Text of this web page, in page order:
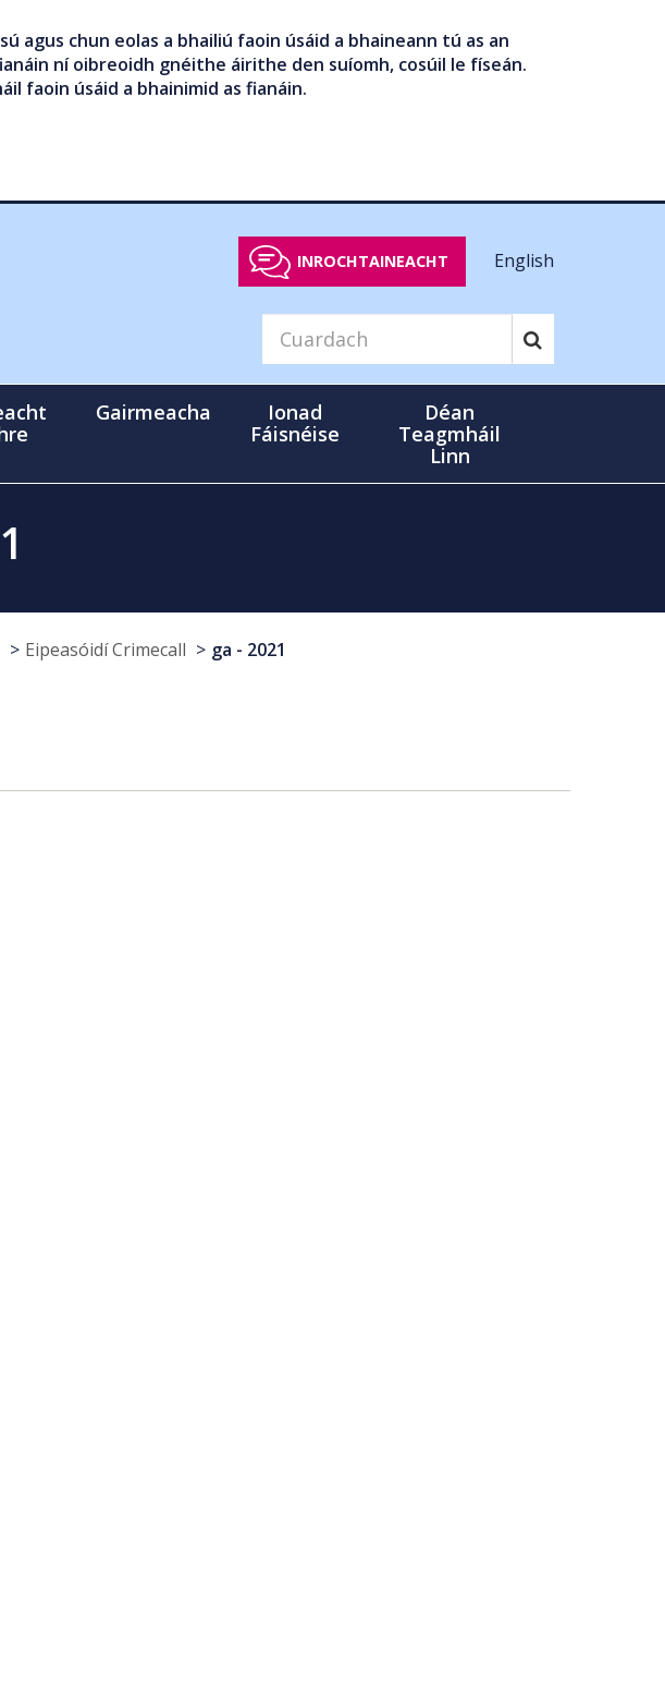
agus chun eolas a bhailiú faoin úsáid a bhaineann tú as an
ní oibreoidh gnéithe áirithe den suíomh, cosúil le físeán.
faoin úsáid a bhainimid as fianáin.
INROCHTAINEACHT English
Gairmeacha
Ionad
Fáisnéise
Déan
Teagmháil
Linn
Eipeasóidí Crimecall ga - 2021